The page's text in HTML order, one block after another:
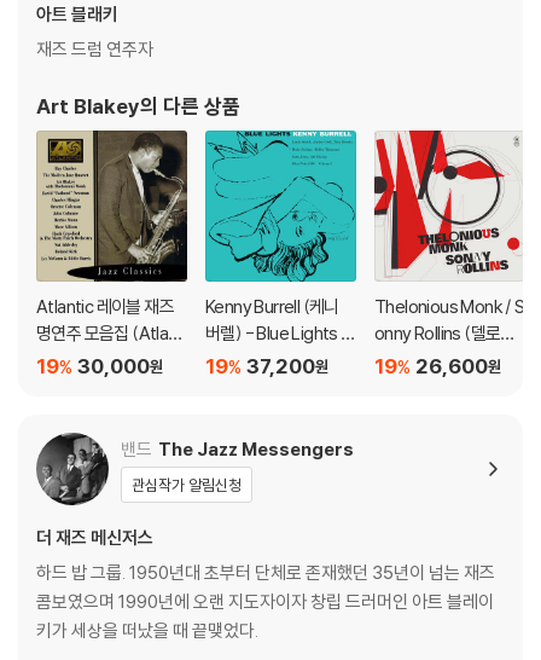
렁거리거나 휘어지는 경우가 있습니다.
재생이 불안정한 경우 스태빌라이저를 사용하시면 좀 더 안정적인 재생이
2) 재생 음역의 왜곡을 최소화 하고 반복 재생시에도 최대한 일관되게 유
지되도록 디스크 센터 홀 구경이 작게 제작되는 경우가 있습니다. 턴테이
블 스핀들에 맞지 않는 경우에는 전용 제품 등을 이용하여 센터 홀을 조정
하시면 해결됩니다.
3) 디스크에 미세한 잔 흠집이 남아있거나 인쇄 면이 깨끗하지 않은 경우
가 있으며, 이는 상품의 불량이 아닙니다. 단, 재생에 이상이 있는 경우에는
※ 컬러 디스크
아래에 해당하는 경우는 불량이 아니므로 개봉 후 반품/교환이 불가합니
1) 컬러 디스크는 웹 이미지와 실제 색상이 차이가 날 수 있습니다.
2) 컬러 디스크의 특성상 제작 공정시 앨범마다 색상 차이가 나는 경우도
있습니다.
등이 발생할 수 있습니다.
※ 반품/교환 안내
1) 불량으로 인한 반품/교환 요청 시에는 불량 확인을 위해 개봉 시의 동영
아트 블래키
재즈 드럼 연주자
Art Blakey의 다른 상품
Atlantic 레이블 재즈
명연주 모음집 (Atlanti
c Jazz Classics)
30,000원
19%
Kenny Burrell (케니
버렐) - Blue Lights V
olume 1 [LP]
37,200원
19%
Thelonious Monk / S
onny Rollins (델로니
어스 몽크, 소니 롤린
26,600원
19%
밴드 The Jazz Messengers
관심작가 알림신청
더 재즈 메신저스
하드 밥 그룹. 1950년대 초부터 단체로 존재했던 35년이 넘는 재즈
콤보였으며 1990년에 오랜 지도자이자 창립 드러머인 아트 블레이
키가 세상을 떠났을 때 끝맺었다.